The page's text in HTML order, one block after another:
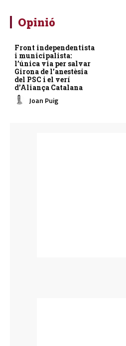
Opinió
Front independentista
i municipalista:
l’única via per salvar
Girona de l’anestèsia
del PSC i el verí
d’Aliança Catalana
Joan Puig